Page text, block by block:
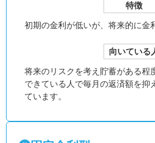
特徴
初期の金利が低いが、 将来的に金
向いている
将来のリスクを考え貯蓄がある程
できている人で毎月の返済額を抑
ています。